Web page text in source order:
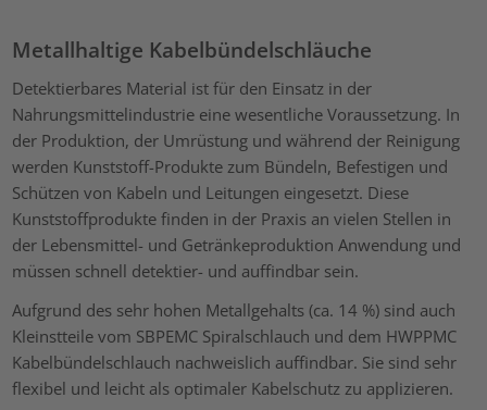
Metallhaltige Kabelbündelschläuche
Detektierbares Material ist für den Einsatz in der
Nahrungsmittelindustrie eine wesentliche Voraussetzung. In
der Produktion, der Umrüstung und während der Reinigung
werden Kunststoff-Produkte zum Bündeln, Befestigen und
Schützen von Kabeln und Leitungen eingesetzt. Diese
Kunststoffprodukte finden in der Praxis an vielen Stellen in
der Lebensmittel- und Getränkeproduktion Anwendung und
müssen schnell detektier- und auffindbar sein.
Aufgrund des sehr hohen Metallgehalts (ca. 14 %) sind auch
Kleinstteile vom SBPEMC Spiralschlauch und dem HWPPMC
Kabelbündelschlauch nachweislich auffindbar. Sie sind sehr
flexibel und leicht als optimaler Kabelschutz zu applizieren.